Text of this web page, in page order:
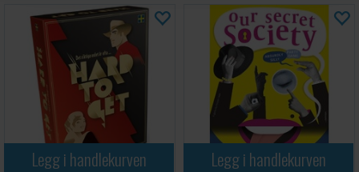
Legg i handlekurven Legg i handlekurven